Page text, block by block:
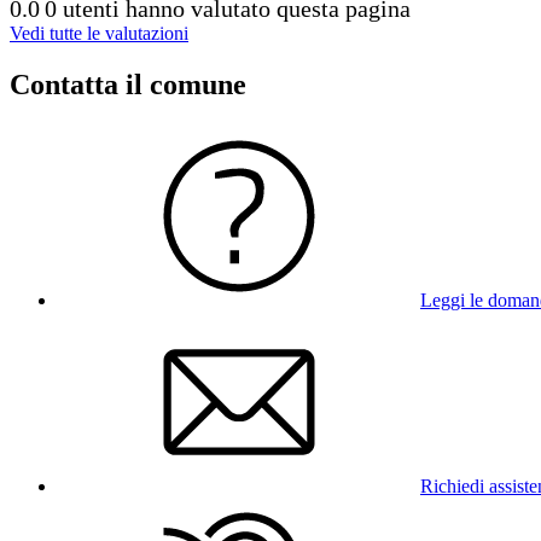
0.00 utenti hanno valutato questa pagina
Vedi tutte le valutazioni
Contatta il comune
Leggi le
Richiedi